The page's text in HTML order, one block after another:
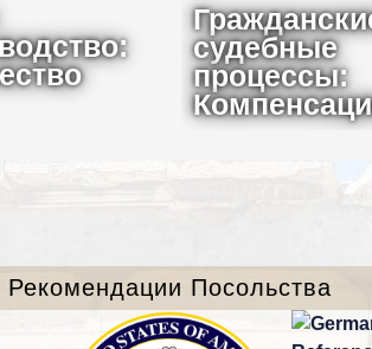
судебные
процессы:
Рекомендации Посольства